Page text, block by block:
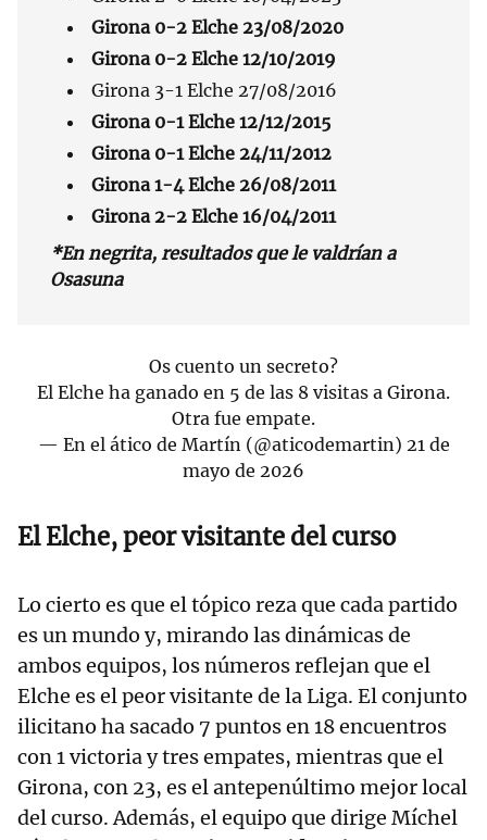
Girona 0-2 Elche 23/08/2020
Girona 0-2 Elche 12/10/2019
Girona 3-1 Elche 27/08/2016
Girona 0-1 Elche 12/12/2015
Girona 0-1 Elche 24/11/2012
Girona 1-4 Elche 26/08/2011
Girona 2-2 Elche 16/04/2011
*En negrita, resultados que le valdrían a
Osasuna
Os cuento un secreto?
El Elche ha ganado en 5 de las 8 visitas a Girona.
Otra fue empate.
— En el ático de Martín (@aticodemartin) 21 de
mayo de 2026
El Elche, peor visitante del curso
Lo cierto es que el tópico reza que cada partido
es un mundo y, mirando las dinámicas de
ambos equipos, los números reflejan que el
Elche es el peor visitante de la Liga. El conjunto
ilicitano ha sacado 7 puntos en 18 encuentros
con 1 victoria y tres empates, mientras que el
Girona, con 23, es el antepenúltimo mejor local
del curso. Además, el equipo que dirige Míchel